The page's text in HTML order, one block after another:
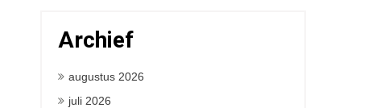
Archief
augustus 2026
juli 2026